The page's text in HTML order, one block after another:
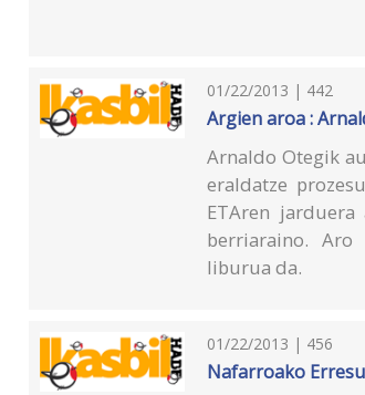
01/22/2013 | 442
Argien aroa :
Arnaldo Otegik
eraldatze
ETAren
berriaraino. Aro
liburua da.
01/22/2013 | 456
Nafarroako